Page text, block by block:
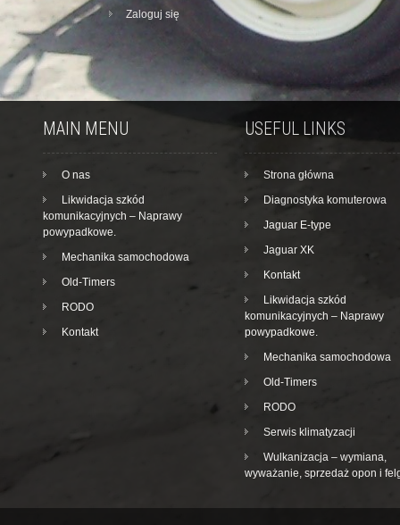
Zaloguj się
MAIN MENU
O nas
Likwidacja szkód
komunikacyjnych – Naprawy
powypadkowe.
Mechanika samochodowa
Old-Timers
RODO
Kontakt
USEFUL LINKS
Strona główna
Diagnostyka komuterowa
Jaguar E-type
Jaguar XK
Kontakt
Likwidacja szkód
komunikacyjnych – Naprawy
powypadkowe.
Mechanika samochodowa
Old-Timers
RODO
Serwis klimatyzacji
Wulkanizacja – wymiana,
wyważanie, sprzedaż opon i